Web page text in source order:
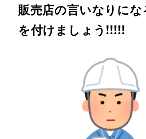
販売店の言いなりに
を付けましょう!!!!!